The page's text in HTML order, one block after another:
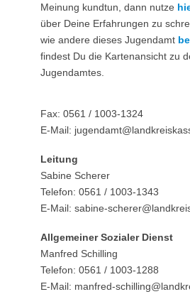
Meinung kundtun, dann nutze
über Deine Erfahrungen zu
wie andere dieses Jugendamt
findest Du die Kartenansicht zu
Jugendamtes.
Fax: 0561 / 1003-1324
E-Mail:
Leitung
Sabine Scherer
Telefon: 0561 / 1003-1343
E-Mail: sabine-
Allgemeiner Sozialer Dienst
Manfred Schilling
Telefon: 0561 / 1003-1288
E-Mail: manfred-